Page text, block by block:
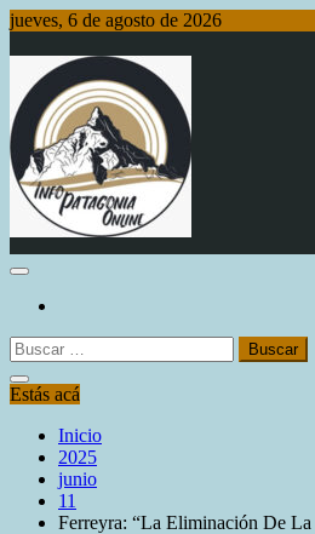
Saltar
contenido
jueves, 6 de agosto de 2026
Info Patagonia Online
Buscar:
Estás acá
Inicio
2025
junio
11
Ferreyra: “La Eliminación De